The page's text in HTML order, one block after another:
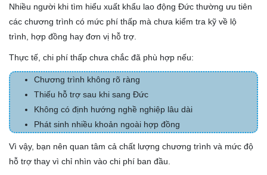
Nhiều người khi tìm hiểu xuất khẩu lao động Đức thường ưu tiên
các chương trình có mức phí thấp mà chưa kiểm tra kỹ về lộ
trình, hợp đồng hay đơn vị hỗ trợ.
Thực tế, chi phí thấp chưa chắc đã phù hợp nếu:
Chương trình không rõ ràng
Thiếu hỗ trợ sau khi sang Đức
Không có định hướng nghề nghiệp lâu dài
Phát sinh nhiều khoản ngoài hợp đồng
Vì vậy, bạn nên quan tâm cả chất lượng chương trình và mức độ
hỗ trợ thay vì chỉ nhìn vào chi phí ban đầu.